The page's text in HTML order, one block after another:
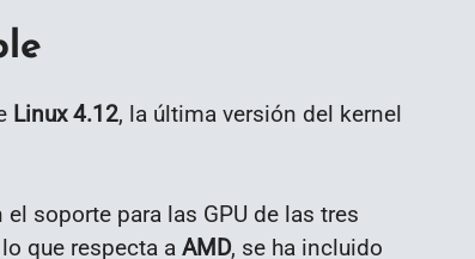
Linux 4.12, la última versión del kernel
soporte para las GPU de las tres
que respecta a AMD, se ha incluido